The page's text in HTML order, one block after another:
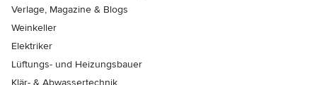
Verlage, Magazine & Blogs
Weinkeller
Elektriker
Lüftungs- und Heizungsbauer